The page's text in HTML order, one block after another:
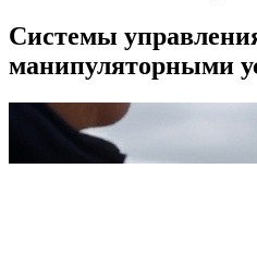
Системы
манипуляторными